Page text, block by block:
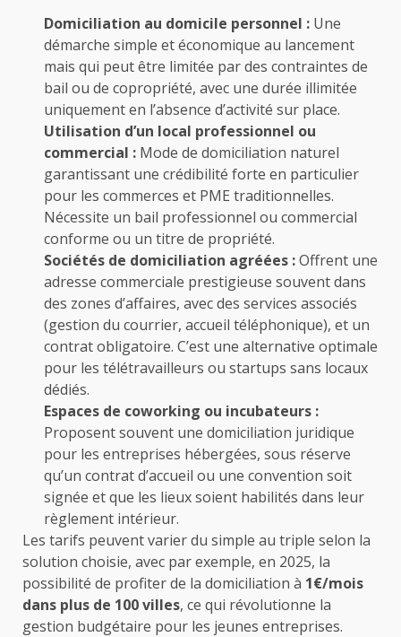
Domiciliation au domicile personnel : Une
démarche simple et économique au lancement
mais qui peut être limitée par des contraintes de
bail ou de copropriété, avec une durée illimitée
uniquement en l’absence d’activité sur place.
Utilisation d’un local professionnel ou
commercial : Mode de domiciliation naturel
garantissant une crédibilité forte en particulier
pour les commerces et PME traditionnelles.
Nécessite un bail professionnel ou commercial
conforme ou un titre de propriété.
Sociétés de domiciliation agréées :Offrent une
adresse commerciale prestigieuse souvent dans
des zones d’affaires, avec des services associés
(gestion du courrier, accueil téléphonique), et un
contrat obligatoire. C’est une alternative optimale
pour les télétravailleurs ou startups sans locaux
dédiés.
Espaces de coworking ou incubateurs :
Proposent souvent une domiciliation juridique
pour les entreprises hébergées, sous réserve
qu’un contrat d’accueil ou une convention soit
signée et que les lieux soient habilités dans leur
règlement intérieur.
Les tarifs peuvent varier du simple au triple selon la
solution choisie, avec par exemple, en 2025, la
possibilité de profiter de la domiciliation à 1€/mois
dans plus de 100 villes, ce qui révolutionne la
gestion budgétaire pour les jeunes entreprises.